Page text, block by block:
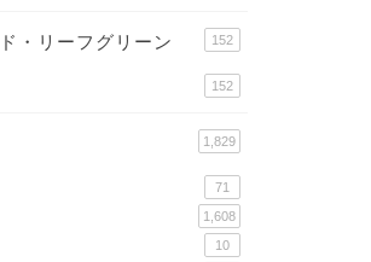
・リーフグリーン 152
152
1,829
71
1,608
10